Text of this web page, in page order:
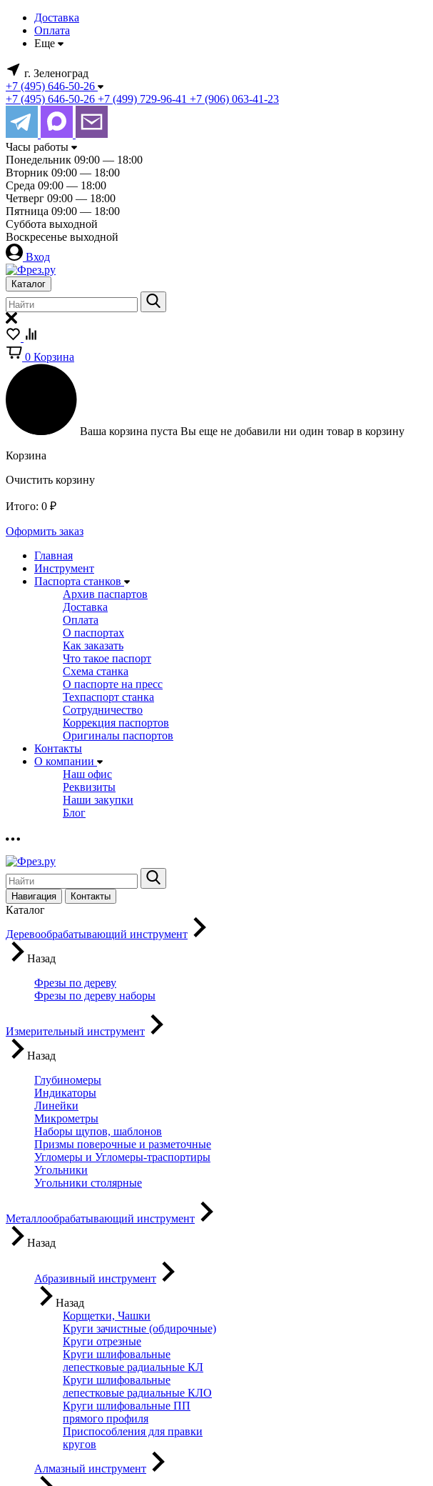
Доставка
Оплата
Еще
г. Зеленоград
+7 (495) 646-50-26
+7 (495) 646-50-26 +7 (499) 729-96-41 +7 (906) 063-41-23
Часы работы
Понедельник 09:00 — 18:00
Вторник 09:00 — 18:00
Среда 09:00 — 18:00
Четверг 09:00 — 18:00
Пятница 09:00 — 18:00
Суббота выходной
Воскресенье выходной
Вход
Каталог
0 Корзина
Ваша корзина пуста Вы еще не добавили ни один товар в корзину
Корзина
Очистить корзину
Итого: 0 ₽
Оформить заказ
Главная
Инструмент
Паспорта станков
Архив паспартов
Доставка
Оплата
О паспортах
Как заказать
Что такое паспорт
Схема станка
О паспорте на пресс
Техпаспорт станка
Сотрудничество
Коррекция паспортов
Оригиналы паспортов
Контакты
О компании
Наш офис
Реквизиты
Наши закупки
Блог
Навигация Контакты
Каталог
Деревообрабатывающий инструмент
Назад
Фрезы по дереву
Фрезы по дереву наборы
Измерительный инструмент
Назад
Глубиномеры
Индикаторы
Линейки
Микрометры
Наборы щупов, шаблонов
Призмы поверочные и разметочные
Угломеры и Угломеры-траспортиры
Угольники
Угольники столярные
Металлообрабатывающий инструмент
Назад
Абразивный инструмент
Назад
Корщетки, Чашки
Круги зачистные (обдирочные)
Круги отрезные
Круги шлифовальные
лепестковые радиальные КЛ
Круги шлифовальные
лепестковые радиальные КЛО
Круги шлифовальные ПП
прямого профиля
Приспособления для правки
кругов
Алмазный инструмент